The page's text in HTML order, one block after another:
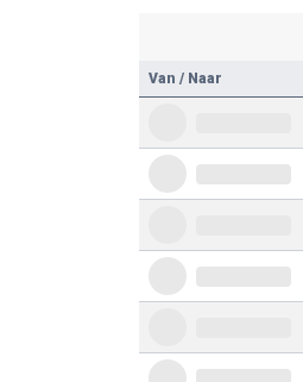
Van / Naar